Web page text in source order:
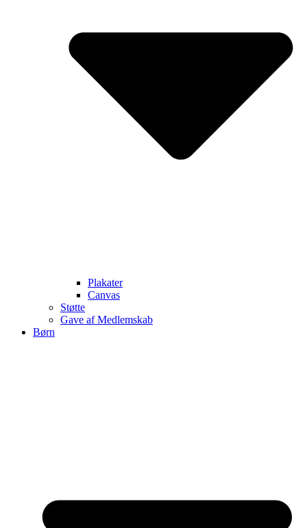
Plakater
Canvas
Støtte
Gave af Medlemskab
Børn